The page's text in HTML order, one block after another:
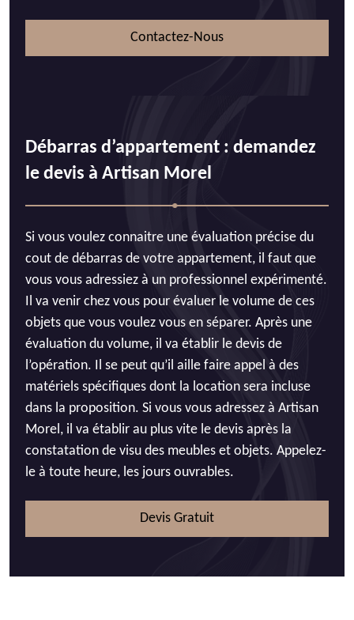
Contactez-Nous
Débarras d’appartement : demandez
le devis à Artisan Morel
Si vous voulez connaitre une évaluation précise du
cout de débarras de votre appartement, il faut que
vous vous adressiez à un professionnel expérimenté.
Il va venir chez vous pour évaluer le volume de ces
objets que vous voulez vous en séparer. Après une
évaluation du volume, il va établir le devis de
l’opération. Il se peut qu’il aille faire appel à des
matériels spécifiques dont la location sera incluse
dans la proposition. Si vous vous adressez à Artisan
Morel, il va établir au plus vite le devis après la
constatation de visu des meubles et objets. Appelez-
le à toute heure, les jours ouvrables.
Devis Gratuit